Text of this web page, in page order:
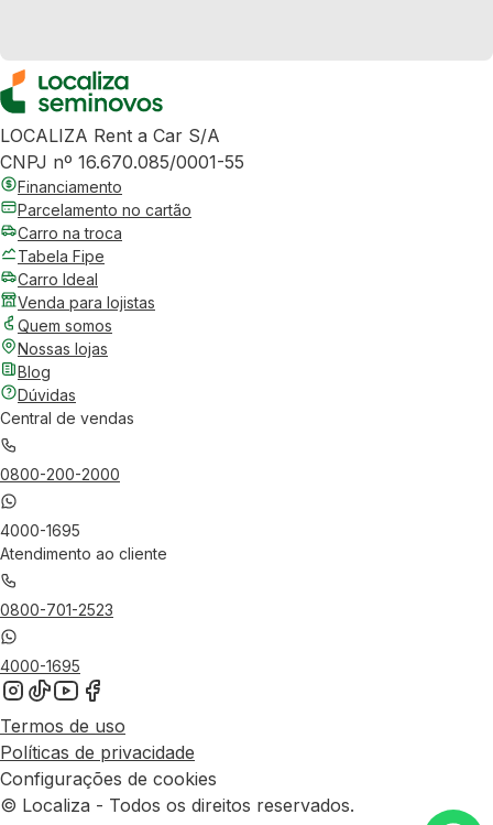
LOCALIZA Rent a Car S/A
CNPJ nº 16.670.085/0001-55
Financiamento
Parcelamento no cartão
Carro na troca
Tabela Fipe
Carro Ideal
Venda para lojistas
Quem somos
Nossas lojas
Blog
Dúvidas
Central de vendas
0800-200-2000
4000-1695
Atendimento ao cliente
0800-701-2523
4000-1695
Termos de uso
Políticas de privacidade
Configurações de cookies
© Localiza - Todos os direitos reservados.